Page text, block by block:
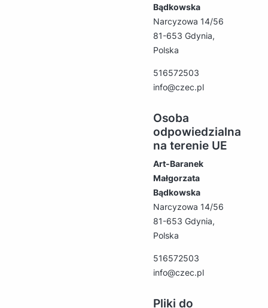
Bądkowska
Narcyzowa 14/56
81-653 Gdynia,
Polska
516572503
info@czec.pl
Osoba
odpowiedzialna
na terenie UE
Art-Baranek
Małgorzata
Bądkowska
Narcyzowa 14/56
81-653 Gdynia,
Polska
516572503
info@czec.pl
Pliki do